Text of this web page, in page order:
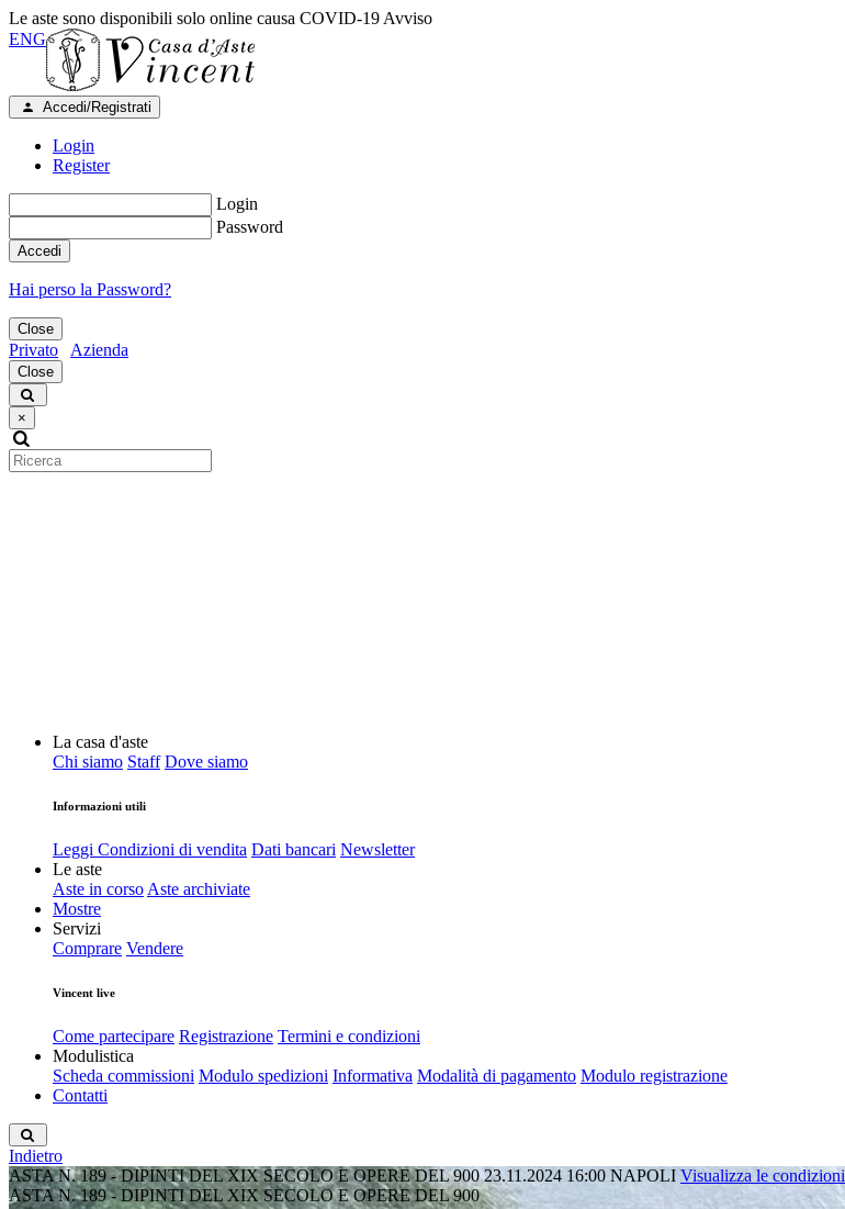
Le aste sono disponibili solo online causa COVID-19 Avviso
ENG
Accedi/Registrati
Login
Register
Login
Password
Accedi
Hai perso la Password?
Close
Privato Azienda
Close
×
La casa d'aste
Chi siamo Staff Dove siamo
Informazioni utili
Leggi Condizioni di vendita Dati bancari Newsletter
Le aste
Aste in corso Aste archiviate
Mostre
Servizi
Comprare Vendere
Vincent live
Come partecipare Registrazione Termini e condizioni
Modulistica
Scheda commissioni Modulo spedizioni Informativa Modalità di pagamento Modulo registrazione
Contatti
Indietro
ASTA N. 189 - DIPINTI DEL XIX SECOLO E OPERE DEL 900 23.11.2024 16:00 NAPOLI Visualizza le condizioni
ASTA N. 189 - DIPINTI DEL XIX SECOLO E OPERE DEL 900